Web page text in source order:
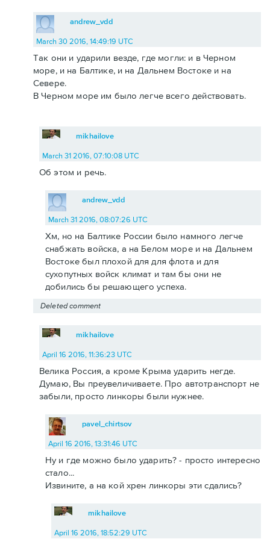
andrew_vdd
March 30 2016, 14:49:19 UTC
Так они и ударили везде, где могли: и в Черном
море, и на Балтике, и на Дальнем Востоке и на
Севере.
В Черном море им было легче всего действовать.
mikhailove
March 31 2016, 07:10:08 UTC
Об этом и речь.
andrew_vdd
March 31 2016, 08:07:26 UTC
Хм, но на Балтике России было намного легче
снабжать войска, а на Белом море и на Дальнем
Востоке был плохой для для флота и для
сухопутных войск климат и там бы они не
добились бы решающего успеха.
Deleted comment
mikhailove
April 16 2016, 11:36:23 UTC
Велика Россия, а кроме Крыма ударить негде.
Думаю, Вы преувеличиваете. Про автотранспорт не
забыли, просто линкоры были нужнее.
pavel_chirtsov
April 16 2016, 13:31:46 UTC
Ну и где можно было ударить? - просто интересно
стало...
Извините, а на кой хрен линкоры эти сдались?
mikhailove
April 16 2016, 18:52:29 UTC